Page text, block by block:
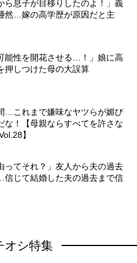
ら息子が目移りしたのよ！」義
然…嫁の高学歴が原因だと主
能性を開花させる…！」娘に高
押しつけた母の大誤算
…これまで嫌味なヤツらが媚び
な！【母親ならすべてを許さな
】
ってそれ？」友人から夫の過去
じて結婚した夫の過去まで信
オシ特集